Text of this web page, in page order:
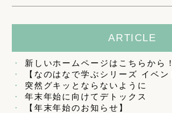
ARTICLE
新しいホームページはこちらから！
【なのはなで学ぶシリーズ イベン
突然グキッとならないように
年末年始に向けてデトックス
【年末年始のお知らせ】